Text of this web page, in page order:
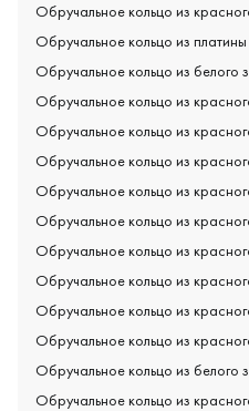
Обручальное кольцо из
Обручальное кольцо из
Обручальное кольцо из белого
Обручальное кольцо из
Обручальное кольцо из
Обручальное кольцо из
Обручальное кольцо из
Обручальное кольцо из
Обручальное кольцо из
Обручальное кольцо из
Обручальное кольцо из
Обручальное кольцо из
Обручальное кольцо из белого
Обручальное кольцо из